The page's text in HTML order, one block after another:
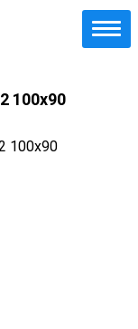
100x90